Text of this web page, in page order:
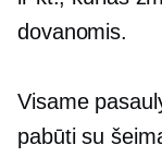
dovanomis.
Visame
pabūti su